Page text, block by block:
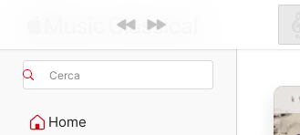
Cerca
Home